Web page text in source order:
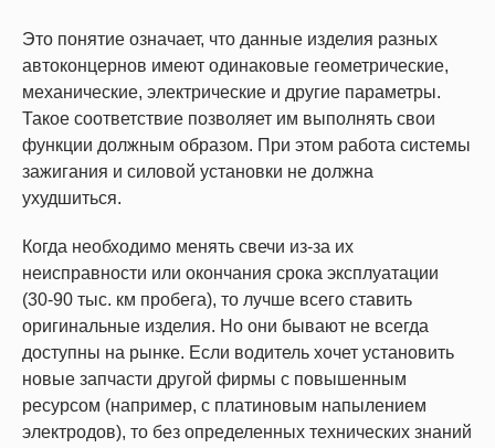
Это понятие означает, что данные изделия разных
автоконцернов имеют одинаковые геометрические,
механические, электрические и другие параметры.
Такое соответствие позволяет им выполнять свои
функции должным образом. При этом работа системы
зажигания и силовой установки не должна
ухудшиться.
Когда необходимо менять свечи из-за их
неисправности или окончания срока эксплуатации
(30-90 тыс. км пробега), то лучше всего ставить
оригинальные изделия. Но они бывают не всегда
доступны на рынке. Если водитель хочет установить
новые запчасти другой фирмы с повышенным
ресурсом (например, с платиновым напылением
электродов), то без определенных технических знаний